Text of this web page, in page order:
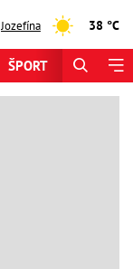
Jozefína 38 °C
ŠPORT